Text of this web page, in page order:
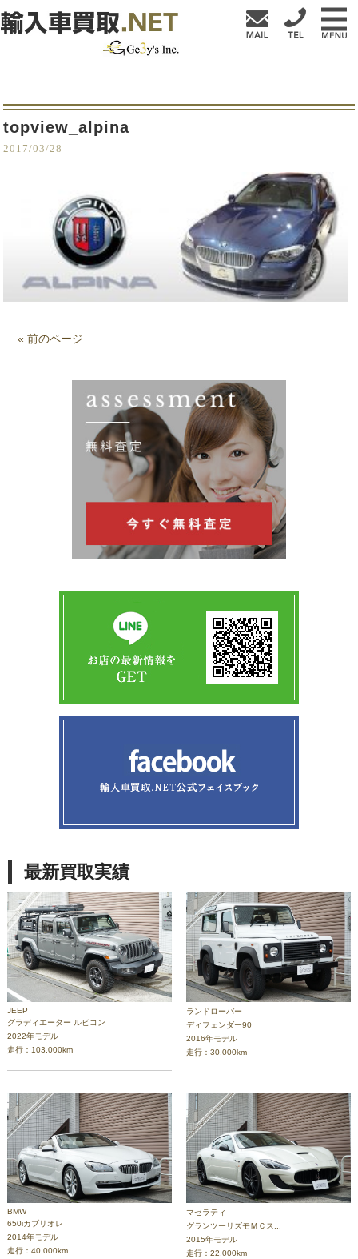
topview_alpina
2017/03/28
« 前のページ
最新買取実績
JEEP
グラディエーター ルビコン
2022年モデル
走行：103,000km
ランドローバー
ディフェンダー90
2016年モデル
走行：30,000km
BMW
650iカブリオレ
2014年モデル
走行：40,000km
マセラティ
グランツーリズモＭＣス...
2015年モデル
走行：22,000km